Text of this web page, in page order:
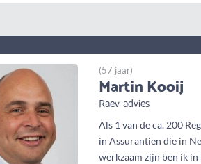
(57 jaar)
Martin Kooij
Raev-advies
Als 1 van de ca. 200
in Assurantiën die in
werkzaam zijn ben ik in